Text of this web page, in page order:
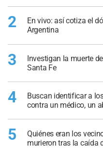
2
En vivo: así cotiza el
Argentina
3
Investigan la muerte
Santa Fe
4
Buscan identificar a
contra un médico, un
5
Quiénes eran los
murieron tras la caída